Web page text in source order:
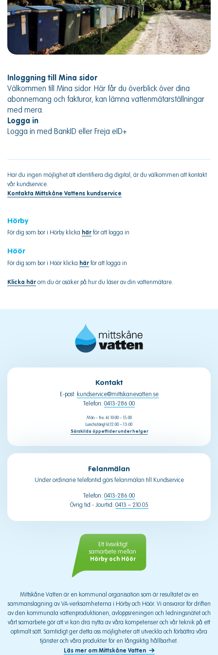
Inloggning till Mina sidor
Välkommen till Mina sidor. Här får du överblick över dina
abonnemang och fakturor, kan lämna vattenmätarställningar
med mera.
Logga in
Logga in med BankID eller Freja eID+
Har du ingen möjlighet att identifiera dig digital, är du välkommen att kontakt
vår kundservice.
Kontakta Mittskåne Vattens kundservice
Hörby
För dig som bor i Hörby klicka här för att logga in
Höör
För dig som bor i Höör klicka här för att logga in
Klicka här om du är osäker på hur du läser av din vattenmätare.
Ett livsviktigt
samarbete mellan
Hörby och Höör
Mittskåne Vatten är en kommunal organisation som är resultatet av en
sammanslagning av VA-verksamheterna i Hörby och Höör. Vi ansvarar för driften
av den kommunala vattenproduktionen, avloppsreningen och ledningsnätet och
vårt samarbete gör att vi kan dra nytta av våra kompetenser och vår teknik på ett
optimalt sätt. Samtidigt ger detta oss möjligheter att utveckla och förbättra våra
tjänster och våra produkter för en långsiktig hållbarhet.
Läs mer om Mittskåne Vatten
Kontakt
E-post: kundservice@mittskanevatten.se
Telefon: 0413-286 00
Mån – fre: kl. 10:00 – 15:00
Lunchstängt kl.12:00 – 13:00
Särskilda öppettider under helger
Felanmälan
Under ordinarie telefontid görs felanmälan till Kundservice
Telefon: 0413-286 00
Övrig tid - Jourtid: 0413 – 210 05